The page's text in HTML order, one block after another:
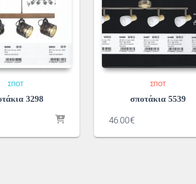
ΣΠΌΤ
3298
ΣΠΌΤ
σποτάκια 5539
46.00€